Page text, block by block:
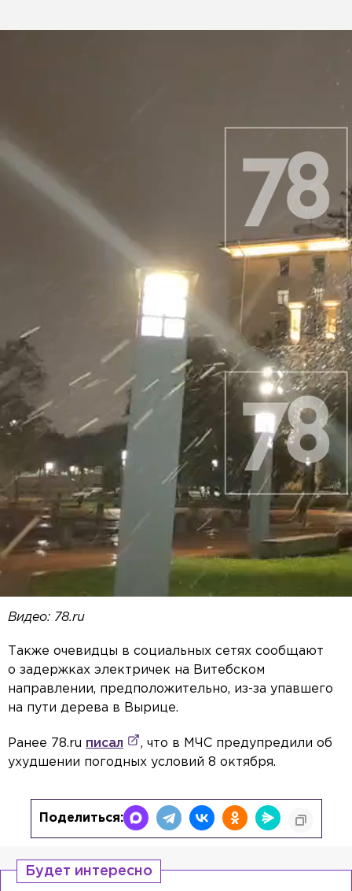
Видео: 78.ru
Также очевидцы в социальных сетях сообщают
о задержках электричек на Витебском
направлении, предположительно, из-за упавшего
на пути дерева в Вырице.
Ранее 78.ru писал
, что в МЧС предупредили об
ухудшении погодных условий 8 октября.
Поделиться:
Будет интересно